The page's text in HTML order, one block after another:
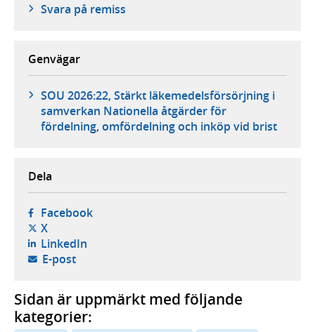
Svara på remiss
Genvägar
SOU 2026:22, Stärkt läkemedelsförsörjning i
samverkan Nationella åtgärder för
fördelning, omfördelning och inköp vid brist
Dela
Facebook- öppnas i ny flik, extern webbplats,
X- öppnas i ny flik, extern webbplats,
LinkedIn- öppnas i ny flik, extern webbplats,
E-post- öppnar din e-postklient,
Sidan är uppmärkt med följande
kategorier: